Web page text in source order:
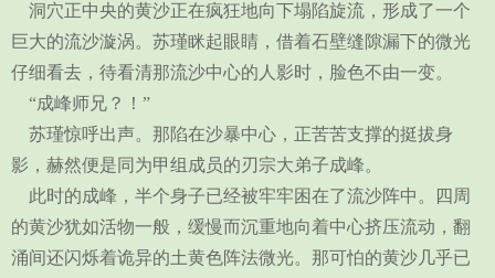
洞穴正中央的黄沙正在疯狂地向下塌陷旋流，形成了一个
巨大的流沙漩涡。苏瑾眯起眼睛，借着石壁缝隙漏下的微光
仔细看去，待看清那流沙中心的人影时，脸色不由一变。
“成峰师兄？！”
苏瑾惊呼出声。那陷在沙暴中心，正苦苦支撑的挺拔身
影，赫然便是同为甲组成员的刃宗大弟子成峰。
此时的成峰，半个身子已经被牢牢困在了流沙阵中。四周
的黄沙犹如活物一般，缓慢而沉重地向着中心挤压流动，翻
涌间还闪烁着诡异的土黄色阵法微光。那可怕的黄沙几乎已